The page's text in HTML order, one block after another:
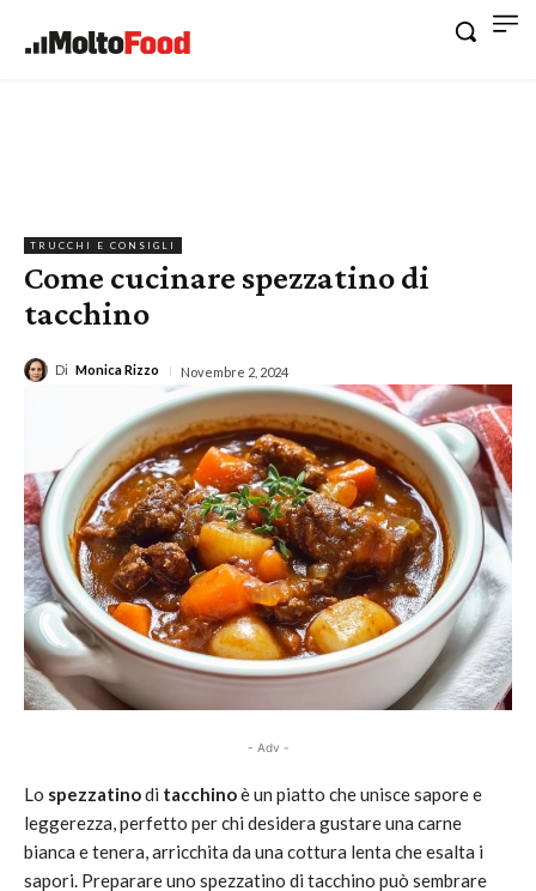
TRUCCHI E CONSIGLI
Come cucinare spezzatino di
tacchino
Di Monica Rizzo Novembre 2, 2024
- Adv -
Lo spezzatinodi tacchinoè un piatto che unisce sapore e
leggerezza, perfetto per chi desidera gustare una carne
bianca e tenera, arricchita da una cottura lenta che esalta i
sapori. Preparare uno spezzatino di tacchino può sembrare